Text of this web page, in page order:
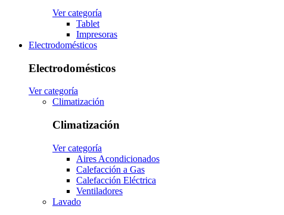
Ver categoría
Tablet
Impresoras
Electrodomésticos
Electrodomésticos
Ver categoría
Climatización
Climatización
Ver categoría
Aires Acondicionados
Calefacción a Gas
Calefacción Eléctrica
Ventiladores
Lavado